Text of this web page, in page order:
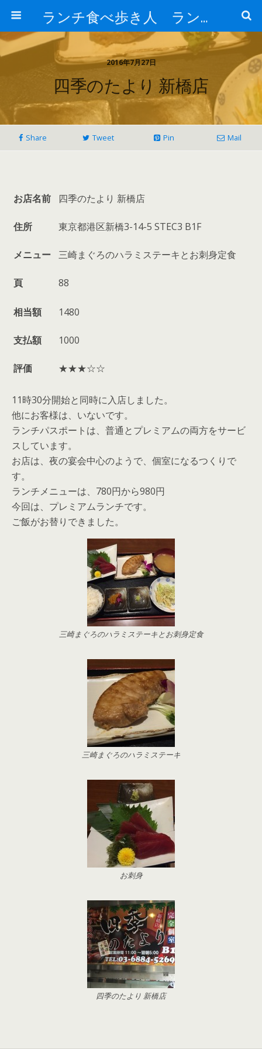
ランチ食べ歩き人 ランチパスポートで美味しいランチ 安い 贅沢 おいしい
2016年7月27日
四季のたより 新橋店
Share Tweet Pin Mail
お店名前 四季のたより 新橋店
住所 東京都港区新橋3-14-5 STEC3 B1F
メニュー 三崎まぐろのハラミステーキとお刺身定食
頁 88
相当額 1480
支払額 1000
評価 ★★★☆☆
11時30分開始と同時に入店しました。
他にお客様は、いないです。
ランチパスポートは、普通とプレミアムの両方をサービ
スしています。
お店は、夜の宴会中心のようで、個室になるつくりで
す。
ランチメニューは、780円から980円
今回は、プレミアムランチです。
ご飯がお替りできました。
三崎まぐろのハラミステーキとお刺身定食
三崎まぐろのハラミステーキ
お刺身
四季のたより 新橋店